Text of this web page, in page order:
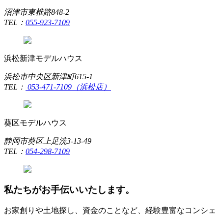
沼津市東椎路848-2
TEL： 055-923-7109
浜松新津モデルハウス
浜松市中央区新津町615-1
TEL： 053-471-7109（浜松店）
葵区モデルハウス
静岡市葵区上足洗3-13-49
TEL： 054-298-7109
私たちがお手伝いいたします。
お家創りや土地探し、資金のことなど、経験豊富なコンシェ